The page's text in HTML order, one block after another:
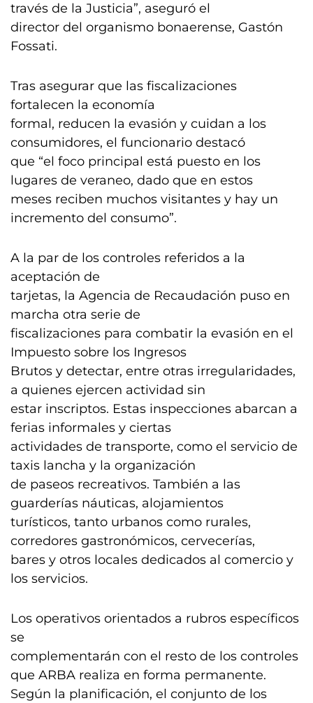
través de la Justicia”, aseguró el
director del organismo bonaerense, Gastón
Fossati.
Tras asegurar que las fiscalizaciones
fortalecen la economía
formal, reducen la evasión y cuidan a los
consumidores, el funcionario destacó
que “el foco principal está puesto en los
lugares de veraneo, dado que en estos
meses reciben muchos visitantes y hay un
incremento del consumo”.
A la par de los controles referidos a la
aceptación de
tarjetas, la Agencia de Recaudación puso en
marcha otra serie de
fiscalizaciones para combatir la evasión en el
Impuesto sobre los Ingresos
Brutos y detectar, entre otras irregularidades,
a quienes ejercen actividad sin
estar inscriptos. Estas inspecciones abarcan a
ferias informales y ciertas
actividades de transporte, como el servicio de
taxis lancha y la organización
de paseos recreativos. También a las
guarderías náuticas, alojamientos
turísticos, tanto urbanos como rurales,
corredores gastronómicos, cervecerías,
bares y otros locales dedicados al comercio y
los servicios.
Los operativos orientados a rubros específicos
se
complementarán con el resto de los controles
que ARBA realiza en forma permanente.
Según la planificación, el conjunto de los